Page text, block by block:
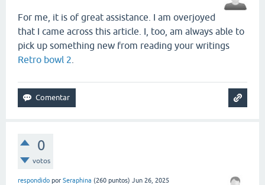
For me, it is of great assistance. I am overjoyed
that I came across this article. I, too, am always able to
pick up something new from reading your writings
Retro bowl 2
0
votos
respondido por Seraphina (260 puntos) Jun 26, 2025